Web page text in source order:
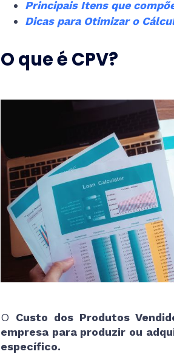
Principais Itens que
Dicas para Otimizar o
O que é CPV?
O Custo dos Produtos
empresa para produzir ou
específico.